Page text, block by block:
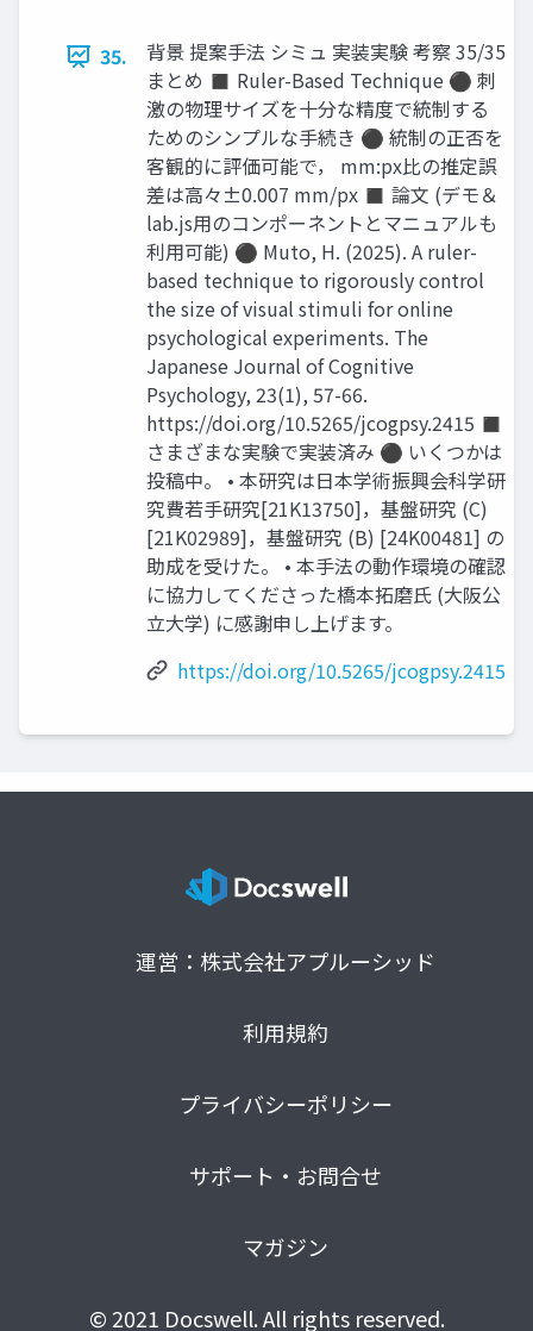
35.
背景 提案手法 シミュ 実装実験 考察 35/35
まとめ ◼ Ruler-Based Technique ⚫ 刺
激の物理サイズを十分な精度で統制する
ためのシンプルな手続き ⚫ 統制の正否を
客観的に評価可能で， mm:px比の推定誤
差は高々±0.007 mm/px ◼ 論文 (デモ＆
lab.js用のコンポーネントとマニュアルも
利用可能) ⚫ Muto, H. (2025). A ruler-
based technique to rigorously control
the size of visual stimuli for online
psychological experiments. The
Japanese Journal of Cognitive
Psychology, 23(1), 57-66.
https://doi.org/10.5265/jcogpsy.2415 ◼
さまざまな実験で実装済み ⚫ いくつかは
投稿中。 • 本研究は日本学術振興会科学研
究費若手研究[21K13750]，基盤研究 (C)
[21K02989]，基盤研究 (B) [24K00481] の
助成を受けた。 • 本手法の動作環境の確認
に協力してくださった橋本拓磨氏 (大阪公
立大学) に感謝申し上げます。
https://doi.org/10.5265/jcogpsy.2415
運営：株式会社アプルーシッド
利用規約
プライバシーポリシー
サポート・お問合せ
マガジン
© 2021 Docswell. All rights reserved.